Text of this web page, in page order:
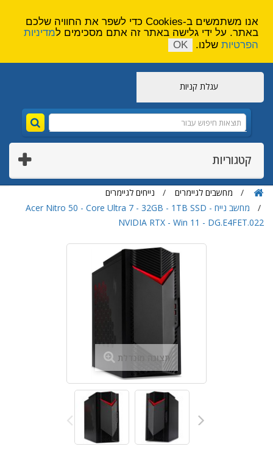
עגלת קניות
קטגוריות
מחשבים לגיימרים
נייחים לגיימרים
מחשב נייח Acer Nitro 50 - Core Ultra 7 - 32GB - 1TB SSD -
NVIDIA RTX - Win 11 - DG.E4FET.022
תצוגה מוגדלת
אנו משתמשים ב-Cookies כדי לשפר את החוויה שלכם
באתר. על ידי גלישה באתר זה אתם מסכימים למדיניות
הפרטיות שלנו. OK